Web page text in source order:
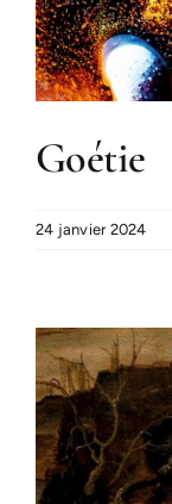
Goétie
24 janvier 2024